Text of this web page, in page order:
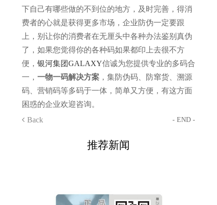
下自己有哪些做的不到位的地方，及时完善，得消
费者的心就是获得更多市场，企业防伪一定要跟
上，别让你的消费者在无厘头中各种办法鉴别真伪
了，如果您觉得你的各种码如果都印上去很不方
便， 银河集团GALAXY信诚为您提供专业的多码合
一， 一物一码解决方案，集防伪码、防窜货、溯源
码、营销码等多码于一体，简单又方便，有这方面
困惑的企业欢迎咨询。
Back
- END -
推荐新闻